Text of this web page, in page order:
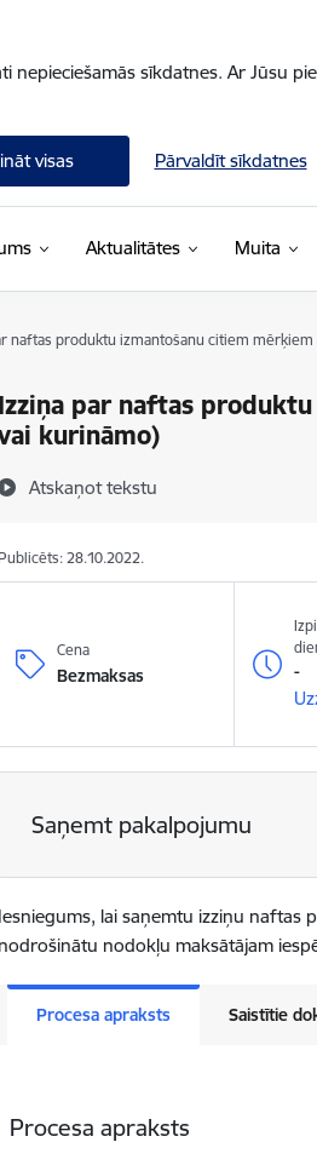
nepieciešamās sīkdatnes. Ar Jūsu
visas Pārvaldīt sīkdatnes
Aktualitātes Muita
naftas produktu izmantošanu citiem
Izziņa par naftas
kurināmo)
Atskaņot tekstu
28.10.2022.
Cena
Bezmaksas -
Saņemt pakalpojumu
Iesniegums, lai saņemtu izziņu naftas
nodrošinātu nodokļu maksātājam
Procesa apraksts Saistītie
Procesa apraksts